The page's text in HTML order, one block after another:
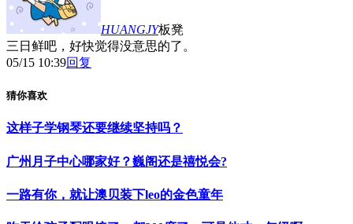
HUANGJY板凳
三日鲜吧，好快觉得没意思的了。
05/15 10:39回复
猜你喜欢
这样子学钢琴还要继续坚持吗？
广州月子中心哪家好？巍阁还是禧悦会?
一路有你，就让澳贝装下leo的金色童年